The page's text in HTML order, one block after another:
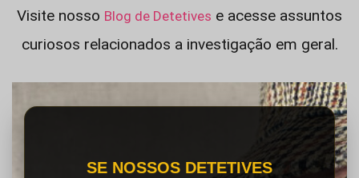
Visite nosso Blog de Detetives e acesse assuntos
curiosos relacionados a investigação em geral.
SE NOSSOS DETETIVES